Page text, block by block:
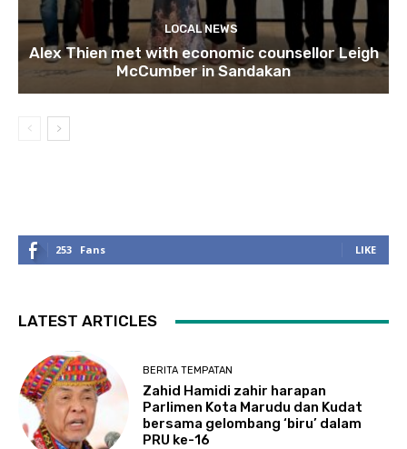
LOCAL NEWS
Alex Thien met with economic counsellor Leigh
McCumber in Sandakan
253 Fans LIKE
LATEST ARTICLES
BERITA TEMPATAN
Zahid Hamidi zahir harapan
Parlimen Kota Marudu dan Kudat
bersama gelombang ‘biru’ dalam
PRU ke-16